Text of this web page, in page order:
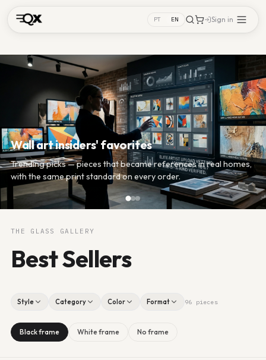
PT EN Sign in
The detail behind the hype
Archival paper and stable pigment: the bestseller is not just
looks — it is color that holds up day to day.
THE GLASS GALLERY
Best Sellers
Style Category Color Format 96 pieces
Black frame White frame No frame